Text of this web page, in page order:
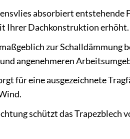
absorbiert entstehende
Ihrer Dachkonstruktion erhöht.
zur Schalldämmung
angenehmeren
für eine ausgezeichnete
schützt das Trapezblech